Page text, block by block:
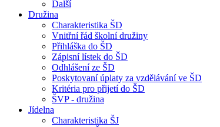
Další
Družina
Charakteristika ŠD
Vnitřní řád školní družiny
Přihláška do ŠD
Zápisní lístek do ŠD
Odhlášení ze ŠD
Poskytovaní úplaty za vzdělávání ve ŠD
Kritéria pro přijetí do ŠD
ŠVP - družina
Jídelna
Charakteristika ŠJ